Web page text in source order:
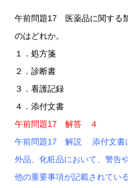
午前問題17 医薬品に関する
のはどれか。
１．処方箋
２．診断書
３．看護記録
４．添付文書
午前問題17 解答 ４
午前問題17 解説 添付文書
外品、化粧品において、警告
他の重要事項が記載されている